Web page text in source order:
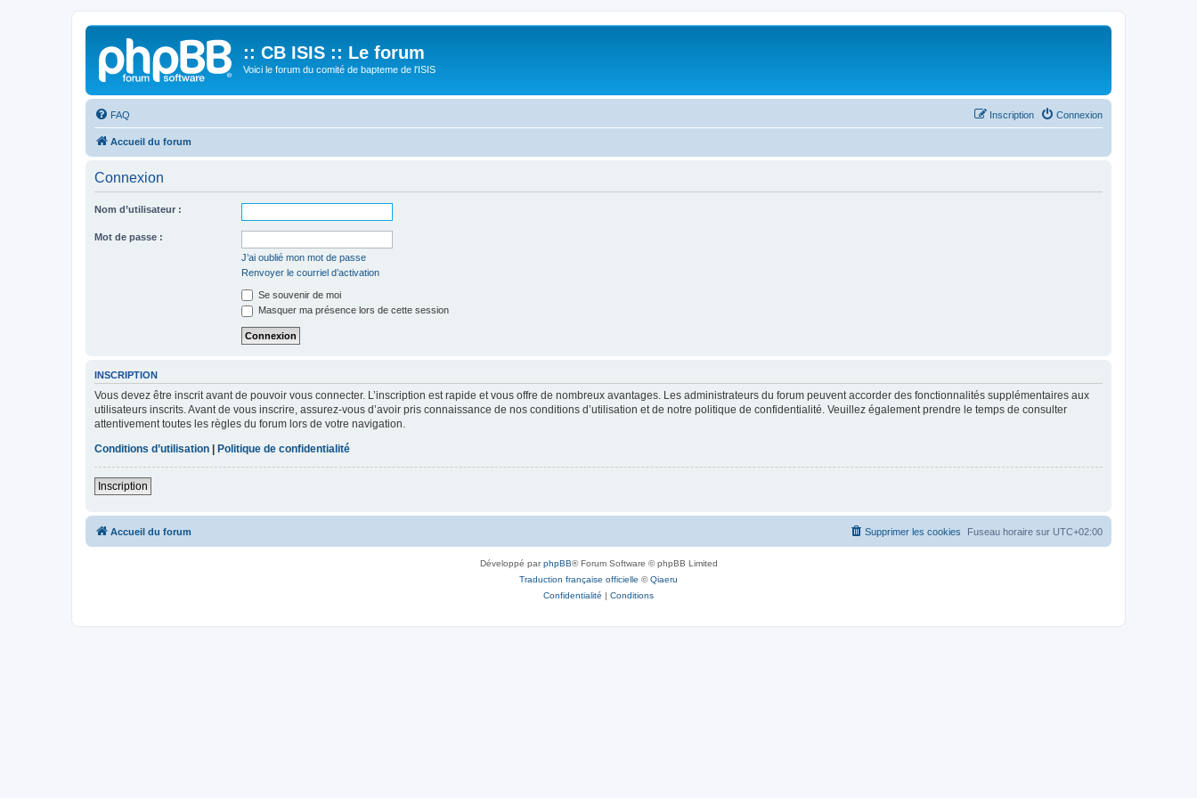
:: CB ISIS :: Le forum
Voici le forum du comité de bapteme de l'ISIS
FAQ Connexion
Inscription
Accueil du forum
Connexion
Nom d’utilisateur :
Mot de passe :
J’ai oublié mon mot de passe
Renvoyer le courriel d’activation
Se souvenir de moi
Masquer ma présence lors de cette session
INSCRIPTION
Vous devez être inscrit avant de pouvoir vous connecter. L’inscription est rapide et vous offre de nombreux avantages. Les administrateurs du forum peuvent accorder des fonctionnalités supplémentaires aux
utilisateurs inscrits. Avant de vous inscrire, assurez-vous d’avoir pris connaissance de nos conditions d’utilisation et de notre politique de confidentialité. Veuillez également prendre le temps de consulter
attentivement toutes les règles du forum lors de votre navigation.
Conditions d’utilisation
Politique de confidentialité
Inscription
Accueil du forum Fuseau horaire sur UTC+02:00
Supprimer les cookies
Développé parphpBB® Forum Software © phpBB Limited
Traduction française officielle ©Qiaeru
Confidentialité | Conditions